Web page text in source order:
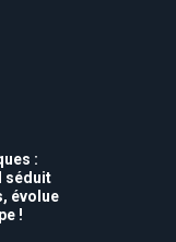
:
séduit
évolue
!